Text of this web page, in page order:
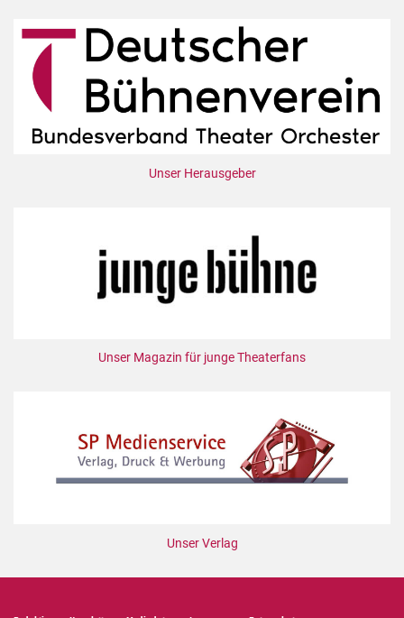
Unser Herausgeber
Unser Magazin für junge Theaterfans
Unser Verlag